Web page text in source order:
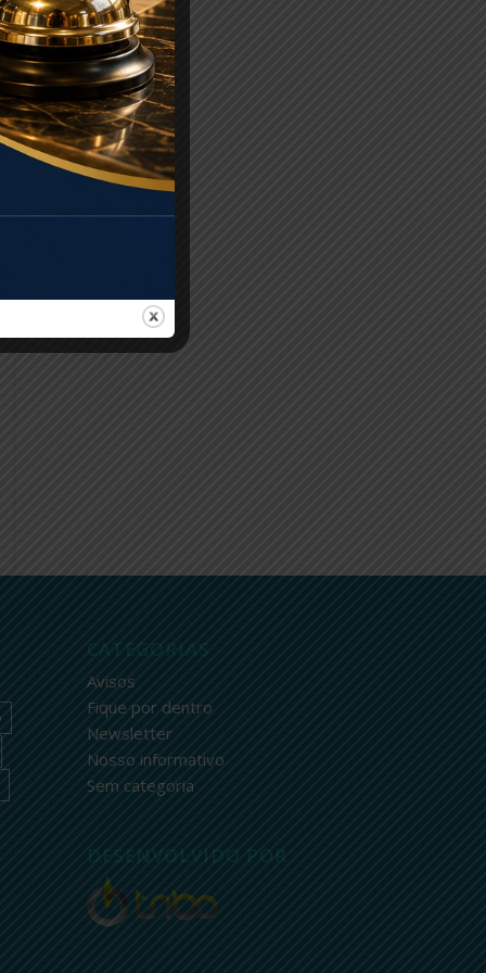
CATEGORIAS
Avisos
Fique por dentro
Newsletter
Nosso informativo
Sem categoria
DESENVOLVIDO POR